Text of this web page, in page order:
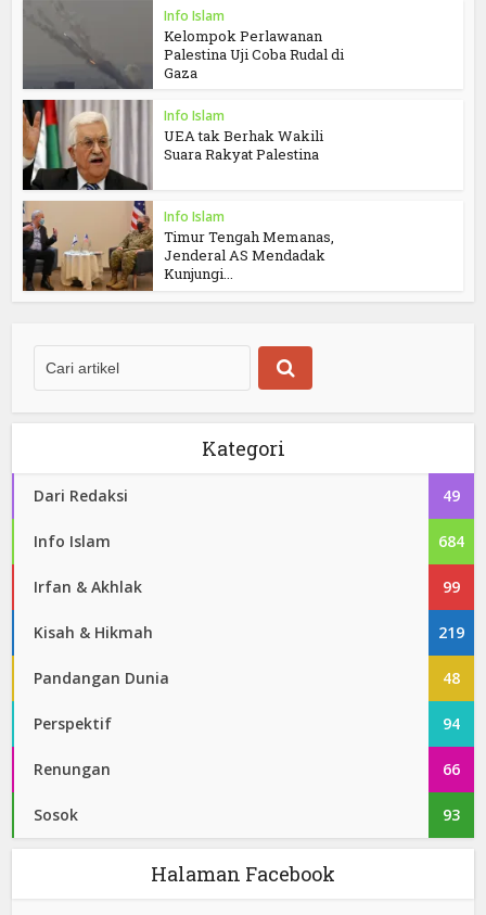
Info Islam
Kelompok Perlawanan
Palestina Uji Coba Rudal di
Gaza
Info Islam
UEA tak Berhak Wakili
Suara Rakyat Palestina
Info Islam
Timur Tengah Memanas,
Jenderal AS Mendadak
Kunjungi...
Kategori
Dari Redaksi 49
Info Islam 684
Irfan & Akhlak 99
Kisah & Hikmah 219
Pandangan Dunia 48
Perspektif 94
Renungan 66
Sosok 93
Halaman Facebook